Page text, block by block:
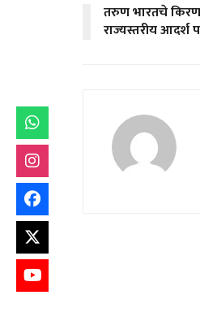
तरुण भारतचे किरण
राज्यस्तरीय आदर्श